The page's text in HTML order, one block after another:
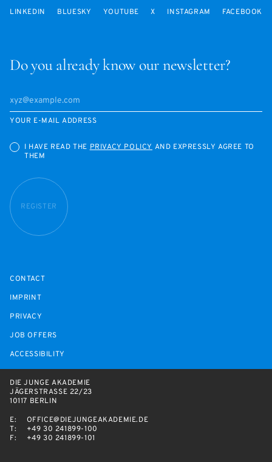
Do you already know our newsletter?
YOUR E-MAIL ADDRESS
I HAVE READ THE PRIVACY POLICY AND EXPRESSLY AGREE TO
THEM
REGISTER
LINKEDIN BLUESKY YOUTUBE X INSTAGRAM FACEBOOK
CONTACT
IMPRINT
PRIVACY
JOB OFFERS
ACCESSIBILITY
DIE JUNGE AKADEMIE
JÄGERSTRASSE 22/23
10117 BERLIN
E:
OFFICE@DIEJUNGEAKADEMIE.DE
T:
+49 30 241899-100
F:
+49 30 241899-101